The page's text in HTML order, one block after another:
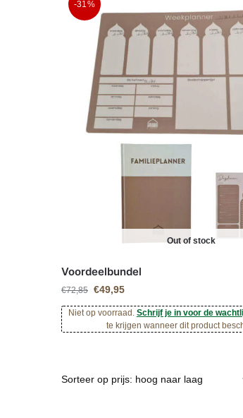
-31%
Out of stock
Voordeelbundel
€72,85 €49,95
Niet op voorraad. Schrijf je in voor de
te krijgen wanneer dit product